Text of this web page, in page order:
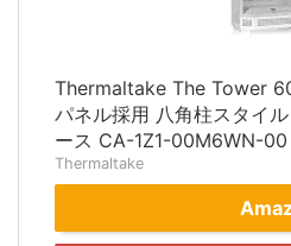
Thermaltake The Tower
パネル採用 八角柱スタイ
ース CA-1Z1-00M6WN-
Thermaltake